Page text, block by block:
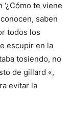
‘¿Cómo te viene
saben
todos los
escupir en la
tosiendo, no
de gillard «,
evitar la